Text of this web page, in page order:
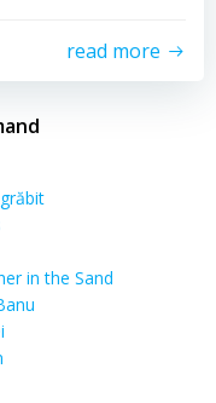
read more
in the Sand